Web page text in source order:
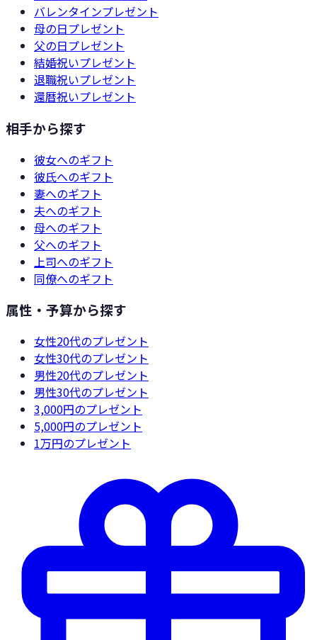
バレンタインプレゼント
母の日プレゼント
父の日プレゼント
結婚祝いプレゼント
退職祝いプレゼント
還暦祝いプレゼント
相手から探す
彼女へのギフト
彼氏へのギフト
妻へのギフト
夫へのギフト
母へのギフト
父へのギフト
上司へのギフト
同僚へのギフト
属性・予算から探す
女性20代のプレゼント
女性30代のプレゼント
男性20代のプレゼント
男性30代のプレゼント
3,000円のプレゼント
5,000円のプレゼント
1万円のプレゼント